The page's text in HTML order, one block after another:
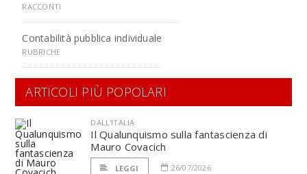
RACCONTI
Contabilità pubblica individuale
RUBRICHE
ARTICOLI PIÙ POPOLARI
DALL'ITALIA
Il Qualunquismo sulla fantascienza di
Mauro Covacich
LEGGI 26/07/2026